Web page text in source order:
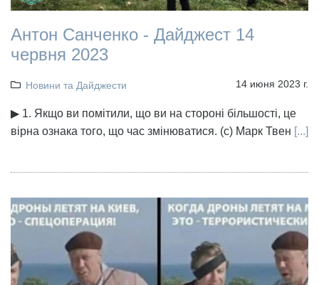
Антон Санченко - Дайджест 14
червня 2023
Новини та Дайджести 14 июня 2023 г.
▶ 1. Якщо ви помітили, що ви на стороні більшості, це
вірна ознака того, що час змінюватися. (с) Марк Твен [...]